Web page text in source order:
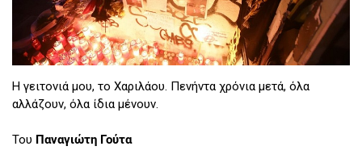
Η γειτονιά μου, το Χαριλάου. Πενήντα χρόνια μετά, όλα
αλλάζουν, όλα ίδια μένουν.
Του Παναγιώτη Γούτα